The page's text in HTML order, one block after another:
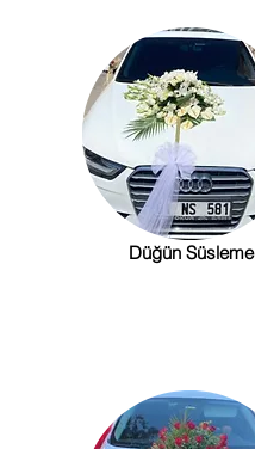
Düğün Süsleme